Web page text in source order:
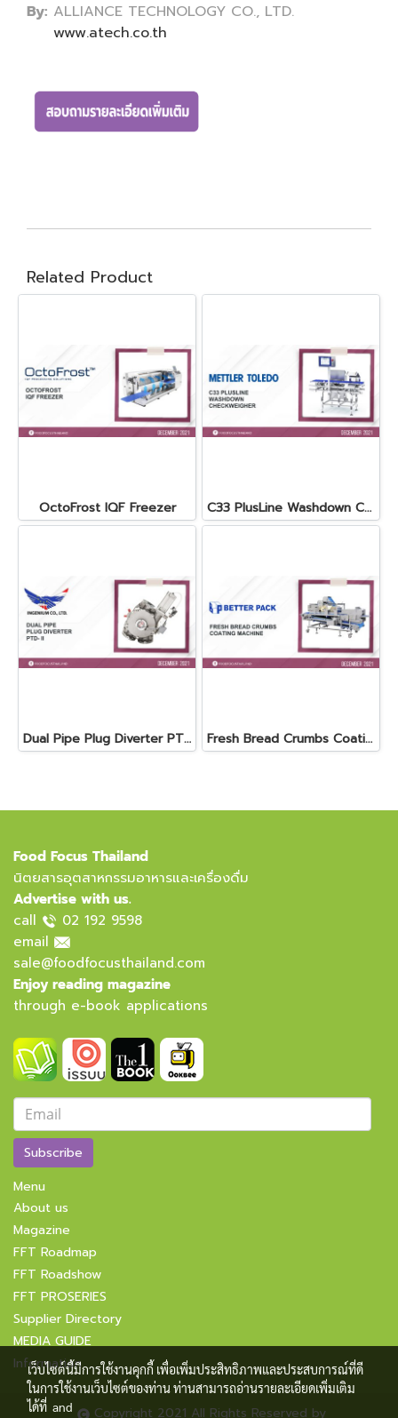
By: ALLIANCE TECHNOLOGY CO., LTD.
www.atech.co.th
Related Product
OctoFrost IQF Freezer C33 PlusLine Washdown Checkweigher
Dual Pipe Plug Diverter PTD- II Fresh Bread Crumbs Coating Machine
Food Focus Thailand
นิตยสารอุตสาหกรรมอาหารและเครื่องดื่ม
Advertise with us.
call
02 192 9598
email
sale@foodfocusthailand.com
Enjoy reading magazine
through e-book applications
Subscribe
Menu
About us
Magazine
FFT Roadmap
FFT Roadshow
FFT PROSERIES
Supplier Directory
MEDIA GUIDE
Information
Copyright 2021 All Rights Reserved by
เว็บไซต์นี้มีการใช้งานคุกกี้ เพื่อเพิ่มประสิทธิภาพและประสบการณ์ที่ดี
ในการใช้งานเว็บไซต์ของท่าน ท่านสามารถอ่านรายละเอียดเพิ่มเติม
ได้ที่ and